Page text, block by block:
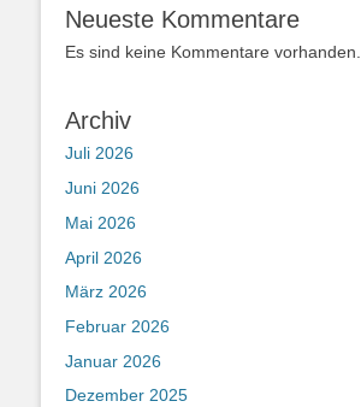
Neueste Kommentare
Es sind keine Kommentare vorhanden.
Archiv
Juli 2026
Juni 2026
Mai 2026
April 2026
März 2026
Februar 2026
Januar 2026
Dezember 2025